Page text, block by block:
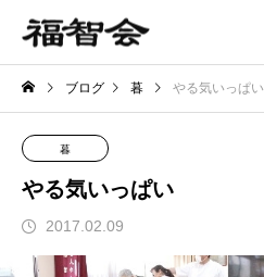
ブログ 暮 やる気いっぱい
暮
やる気いっぱい
2017.02.09